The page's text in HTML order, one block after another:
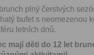
plný čerstvých
bufet s neomezenou
letních dnů.
mají děti do 12 let